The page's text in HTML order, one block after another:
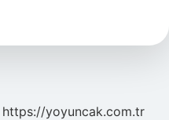
https://yoyuncak.com.tr